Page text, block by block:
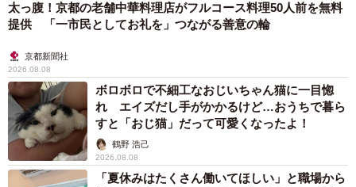
太っ腹！京都の老舗中華料理店がフルコース料理50人前を無料
提供 「一市民としてお礼を」つながる善意の輪
京都新聞社
2026.08.08
ボロボロで不細工なおじいちゃん猫に一目惚
れ エイズだし手がかかるけど…おうちで暮ら
すと「おじ猫」だって可愛くなったよ！
鶴野 浩己
2026.08.08
「夏休みはたくさん働いてほしい」と職場から